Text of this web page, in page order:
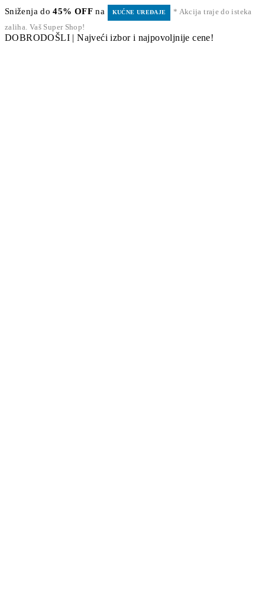
Sniženja do45% OFF na KUĆNE UREĐAJE
* Akcija traje do isteka
zaliha. Vaš Super Shop!
DOBRODOŠLI | Najveći izbor i najpovoljnije cene!